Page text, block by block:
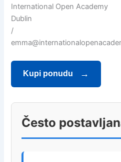
International Open Academy
Dublin
/
Kupi ponudu
Često